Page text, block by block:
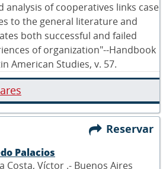
analysis of cooperatives links case
to the general literature and
both successful and failed
of organization"--Handbook
American Studies, v. 57.
Reservar
Palacios
Costa, Víctor .- Buenos Aires